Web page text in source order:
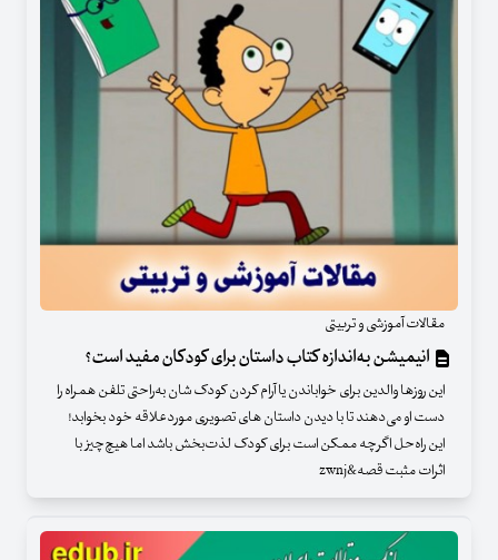
مقالات آموزشی و تربیتی
انیمیشن به‌اندازه کتاب داستان برای کودکان مفید است؟
این روزها والدین برای خواباندن یا آرام کردن کودک شان به‌راحتی تلفن همراه را
دست او می‌دهند تا با دیدن داستان های تصویری موردعلاقه خود بخوابد!
این راه‌حل اگرچه ممکن است برای کودک لذت‌بخش باشد اما هیچ‌چیز با
اثرات مثبت قصه&zwnj